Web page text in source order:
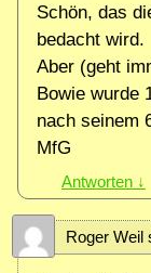
Schön, das
bedacht wird.
Aber (geht
Bowie wurde
nach seinem
MfG
Antworten ↓
Roger Weil